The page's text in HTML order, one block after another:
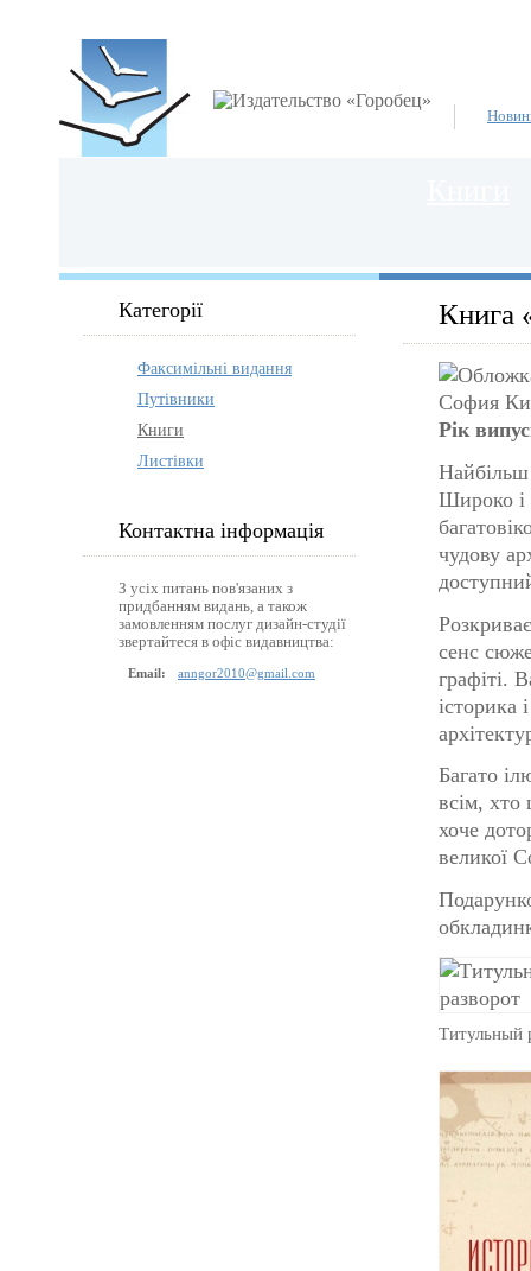
Категорії
Факсимільні видання
Путівники
Книги
Листівки
Контактна інформація
З усіх питань пов'язаних з
придбанням видань, а також
замовленням послуг дизайн-студії
звертайтеся в офіс видавництва:
Email: anngor2010@gmail.com
Книга
Рік
Найбільш
Широко і
чудову
сенс
графіті.
історика
Багато
всім, хто
хоче
великої
Титульный